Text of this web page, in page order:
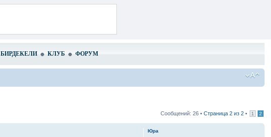
БИРДЕКЕЛИ КЛУБ ФОРУМ
Сообщений: 26 • Страница 2 из 2 • 1 2
Юра